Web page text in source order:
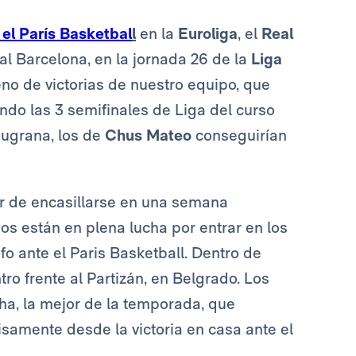
París Basketball en la Euroliga, el Real
Barcelona, en la jornada 26 de la Liga
de victorias de nuestro equipo, que
las 3 semifinales de Liga del curso
los de Chus Mateo conseguirían
encasillarse en una semana
están en plena lucha por entrar en los
ante el Paris Basketball. Dentro de
frente al Partizán, en Belgrado. Los
la mejor de la temporada, que
desde la victoria en casa ante el